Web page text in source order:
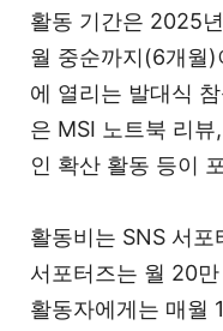
활동 기간은 2025
월 중순까지(6개월)
에 열리는 발대식
은 MSI 노트북 리
인 확산 활동 등이
활동비는 SNS 서포
서포터즈는 월 20
활동자에게는 매월